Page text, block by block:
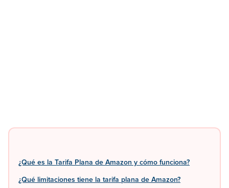
¿Qué es la Tarifa Plana de Amazon y cómo funciona?
¿Qué limitaciones tiene la tarifa plana de Amazon?